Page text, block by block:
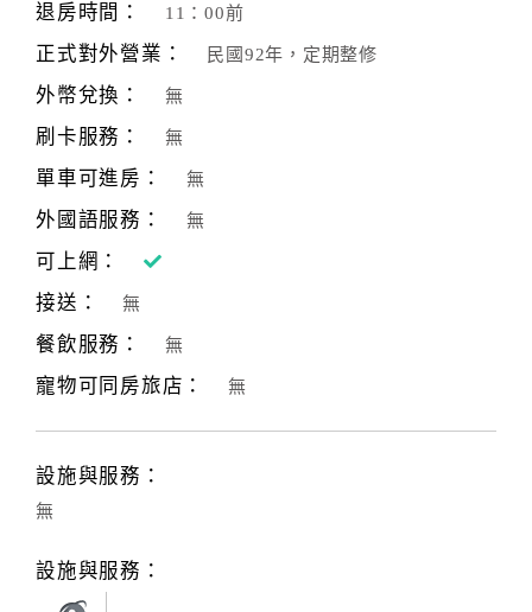
退房時間： 11：00前
正式對外營業： 民國92年，定期整修
外幣兌換： 無
刷卡服務： 無
單車可進房： 無
外國語服務： 無
可上網：
接送：
無
餐飲服務： 無
寵物可同房旅店： 無
設施與服務：
無
設施與服務：